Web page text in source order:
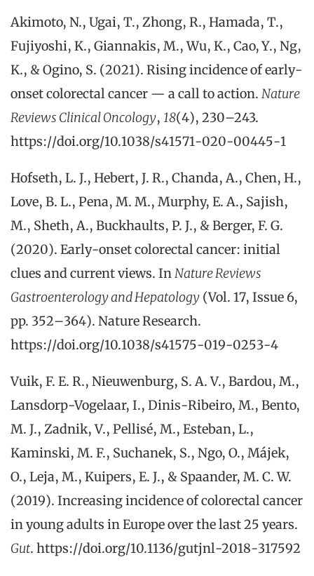
Akimoto, N., Ugai, T., Zhong, R., Hamada, T.,
Fujiyoshi, K., Giannakis, M., Wu, K., Cao, Y., Ng,
K., & Ogino, S. (2021). Rising incidence of early-
onset colorectal cancer — a call to action. Nature
Reviews Clinical Oncology, 18(4), 230–243.
https://doi.org/10.1038/s41571-020-00445-1
Hofseth, L. J., Hebert, J. R., Chanda, A., Chen, H.,
Love, B. L., Pena, M. M., Murphy, E. A., Sajish,
M., Sheth, A., Buckhaults, P. J., & Berger, F. G.
(2020). Early-onset colorectal cancer: initial
clues and current views. InNature Reviews
Gastroenterology and Hepatology (Vol. 17, Issue 6,
pp. 352–364). Nature Research.
https://doi.org/10.1038/s41575-019-0253-4
Vuik, F. E. R., Nieuwenburg, S. A. V., Bardou, M.,
Lansdorp-Vogelaar, I., Dinis-Ribeiro, M., Bento,
M. J., Zadnik, V., Pellisé, M., Esteban, L.,
Kaminski, M. F., Suchanek, S., Ngo, O., Májek,
O., Leja, M., Kuipers, E. J., & Spaander, M. C. W.
(2019). Increasing incidence of colorectal cancer
in young adults in Europe over the last 25 years.
Gut. https://doi.org/10.1136/gutjnl-2018-317592